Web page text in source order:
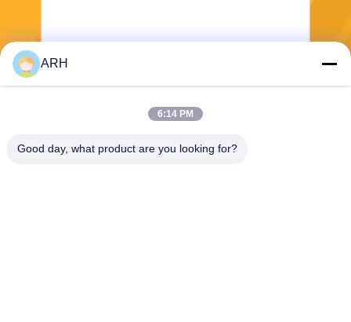
ARH
6:14 PM
Good day, what product are you looking for?